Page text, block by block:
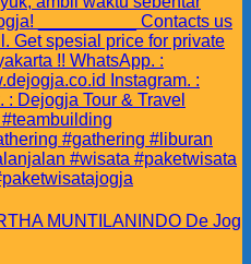
MUNTILANINDO De Jog